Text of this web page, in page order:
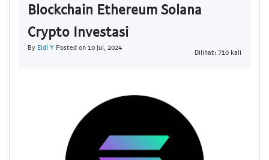
Blockchain Ethereum Solana
Crypto Investasi
By Eldi Y Posted on 10 Jul, 2024
Dilihat: 710 kali